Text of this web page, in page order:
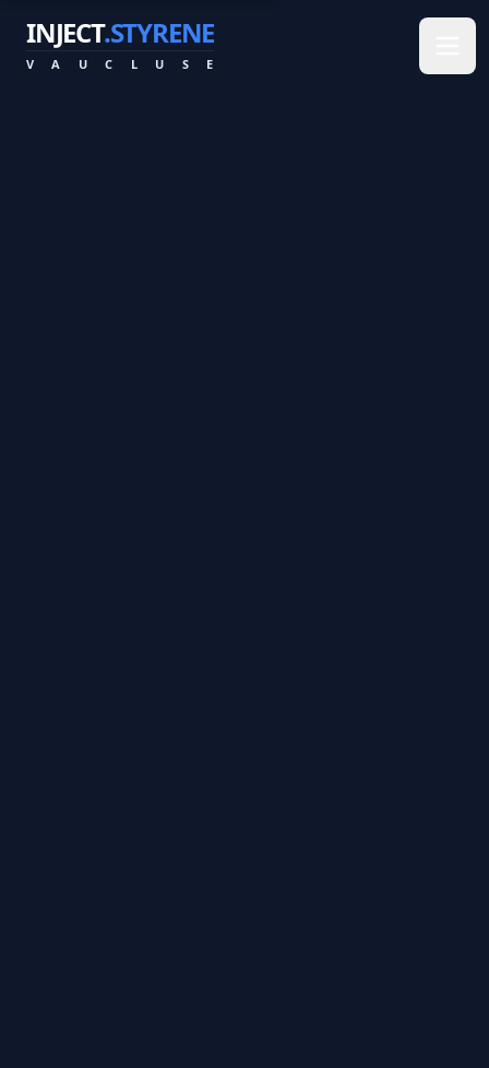
INJECT.STYRENE
V A U C L U S E